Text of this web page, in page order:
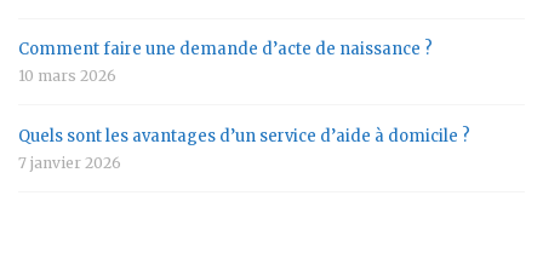
Comment faire une demande d’acte de naissance ?
10 mars 2026
Quels sont les avantages d’un service d’aide à domicile ?
7 janvier 2026